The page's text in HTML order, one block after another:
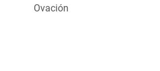
Ovación